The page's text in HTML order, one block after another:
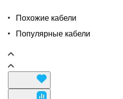
Похожие кабели
Популярные кабели